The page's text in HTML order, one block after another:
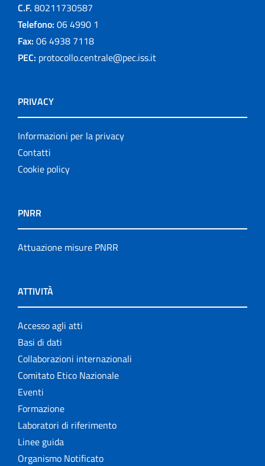
C.F. 80211730587
Telefono: 06 4990 1
Fax: 06 4938 7118
PEC: protocollo.centrale@pec.iss.it
PRIVACY
Informazioni per la privacy
Contatti
Cookie policy
PNRR
Attuazione misure PNRR
ATTIVITÀ
Accesso agli atti
Basi di dati
Collaborazioni internazionali
Comitato Etico Nazionale
Eventi
Formazione
Laboratori di riferimento
Linee guida
Organismo Notificato